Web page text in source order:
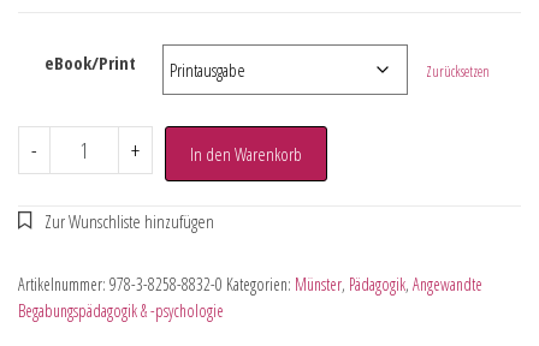
eBook/Print Zurücksetzen
- + In den Warenkorb
Artikelnummer: 978-3-8258-8832-0 Kategorien: Münster, Pädagogik, Angewandte
Begabungspädagogik & -psychologie